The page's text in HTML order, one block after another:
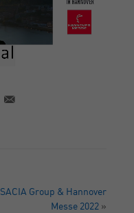
SACIA Group & Hannover
Messe 2022 »